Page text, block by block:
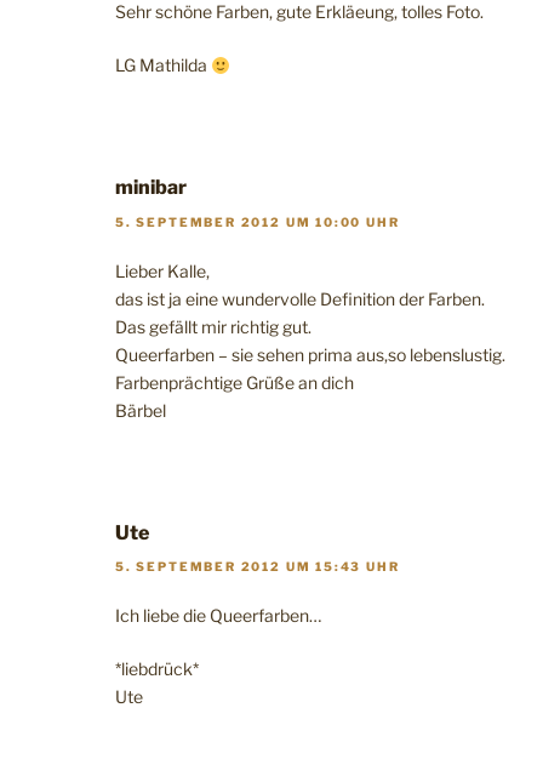
Sehr schöne Farben, gute Erkläeung, tolles Foto.
LG Mathilda
minibar
5. SEPTEMBER 2012 UM 10:00 UHR
Lieber Kalle,
das ist ja eine wundervolle Definition der Farben.
Das gefällt mir richtig gut.
Queerfarben – sie sehen prima aus,so lebenslustig.
Farbenprächtige Grüße an dich
Bärbel
Ute
5. SEPTEMBER 2012 UM 15:43 UHR
Ich liebe die Queerfarben…
*liebdrück*
Ute